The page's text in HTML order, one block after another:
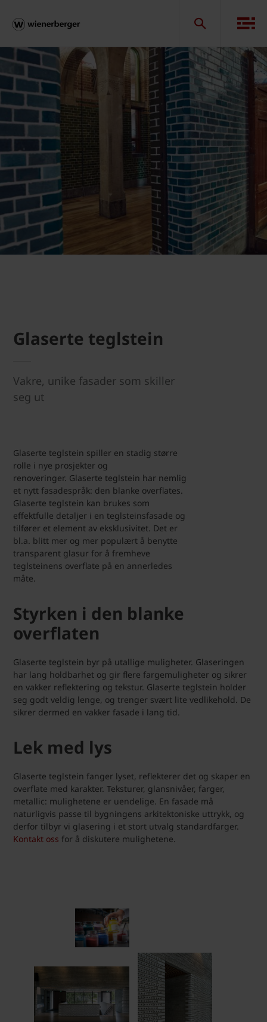
Glaserte teglstein
Vakre, unike fasader som skiller
seg ut
Glaserte teglstein spiller en stadig større
rolle i nye prosjekter og
renoveringer. Glaserte teglstein har nemlig
et nytt fasadespråk: den blanke overflates.
Glaserte teglstein kan brukes som
effektfulle detaljer i en teglsteinsfasade og
tilfører et element av eksklusivitet. Det er
bl.a. blitt mer og mer populært å benytte
transparent glasur for å fremheve
teglsteinens overflate på en annerledes
måte.
Styrken i den blanke
overflaten
Glaserte teglstein byr på utallige muligheter. Glaseringen
har lang holdbarhet og gir flere fargemuligheter og sikrer
en vakker reflektering og tekstur. Glaserte teglstein holder
seg godt veldig lenge, og trenger svært lite vedlikehold. De
sikrer dermed en vakker fasade i lang tid.
Lek med lys
Glaserte teglstein fanger lyset, reflekterer det og skaper en
overflate med karakter. Teksturer, glansnivåer, farger,
metallic: mulighetene er uendelige. En fasade må
naturligvis passe til bygningens arkitektoniske uttrykk, og
derfor tilbyr vi glasering i et stort utvalg standardfarger.
Kontakt oss for å diskutere mulighetene.